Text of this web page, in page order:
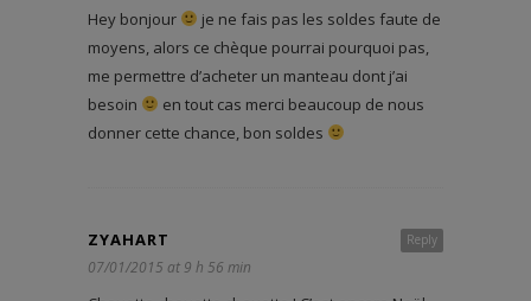
Hey bonjour
je ne fais pas les soldes faute de
moyens, alors ce chèque pourrai pourquoi pas,
me permettre d’acheter un manteau dont j’ai
besoin
en tout cas merci beaucoup de nous
donner cette chance, bon soldes
Reply
ZYAHART
07/01/2015 at 9 h 56 min